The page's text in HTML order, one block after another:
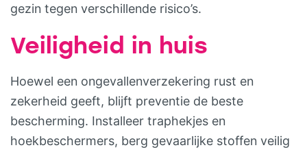
gezin tegen verschillende risico’s.
Veiligheid in huis
Hoewel een ongevallenverzekering rust en
zekerheid geeft, blijft preventie de beste
bescherming. Installeer traphekjes en
hoekbeschermers, berg gevaarlijke stoffen veilig